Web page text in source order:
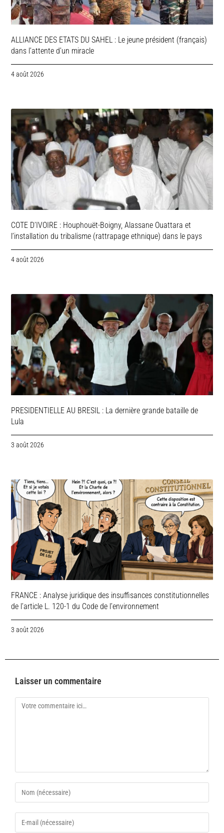
ALLIANCE DES ETATS DU SAHEL : Le jeune président (français)
dans l’attente d’un miracle
4 août 2026
COTE D’IVOIRE : Houphouët-Boigny, Alassane Ouattara et
l’installation du tribalisme (rattrapage ethnique) dans le pays
4 août 2026
PRESIDENTIELLE AU BRESIL : La dernière grande bataille de
Lula
3 août 2026
FRANCE : Analyse juridique des insuffisances constitutionnelles
de l’article L. 120-1 du Code de l’environnement
3 août 2026
Laisser un commentaire